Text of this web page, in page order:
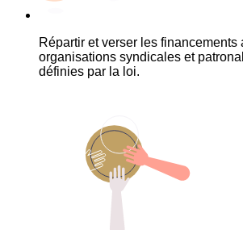
Répartir et verser les financements
organisations syndicales et
définies par la loi.